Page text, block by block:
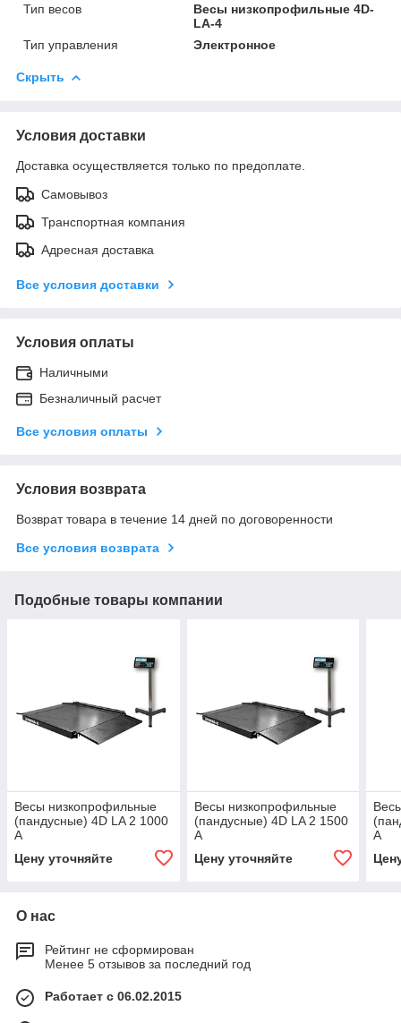
Тип весов
Весы низкопрофильные 4D-
LA-4
Тип управления
Электронное
Скрыть
Условия доставки
Доставка осуществляется только по предоплате.
Самовывоз
Транспортная компания
Адресная доставка
Все условия доставки
Условия оплаты
Наличными
Безналичный расчет
Все условия оплаты
Условия возврата
Возврат товара в течение 14 дней по договоренности
Все условия возврата
Подобные товары компании
Весы низкопрофильные
(пандусные) 4D LA 2 1000
A
Цену уточняйте
Весы низкопрофильные
(пандусные) 4D LA 2 1500
A
Цену уточняйте
A
О нас
Рейтинг не сформирован
Менее 5 отзывов за последний год
Работает с 06.02.2015